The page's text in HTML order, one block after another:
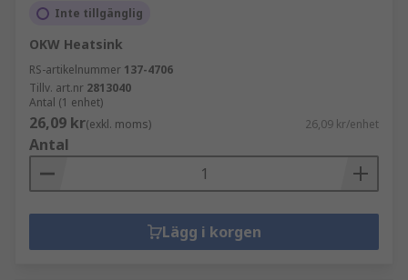
Inte tillgänglig
OKW Heatsink
RS-artikelnummer 137-4706
Tillv. art.nr 2813040
Antal (1 enhet)
26,09 kr(exkl. moms) 26,09 kr/enhet
Antal
Lägg i korgen